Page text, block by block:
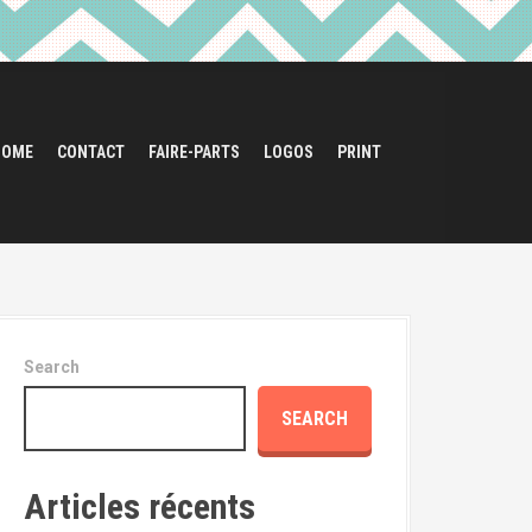
CONTACT FAIRE-PARTS LOGOS PRINT
Search
SEARCH
Articles récents